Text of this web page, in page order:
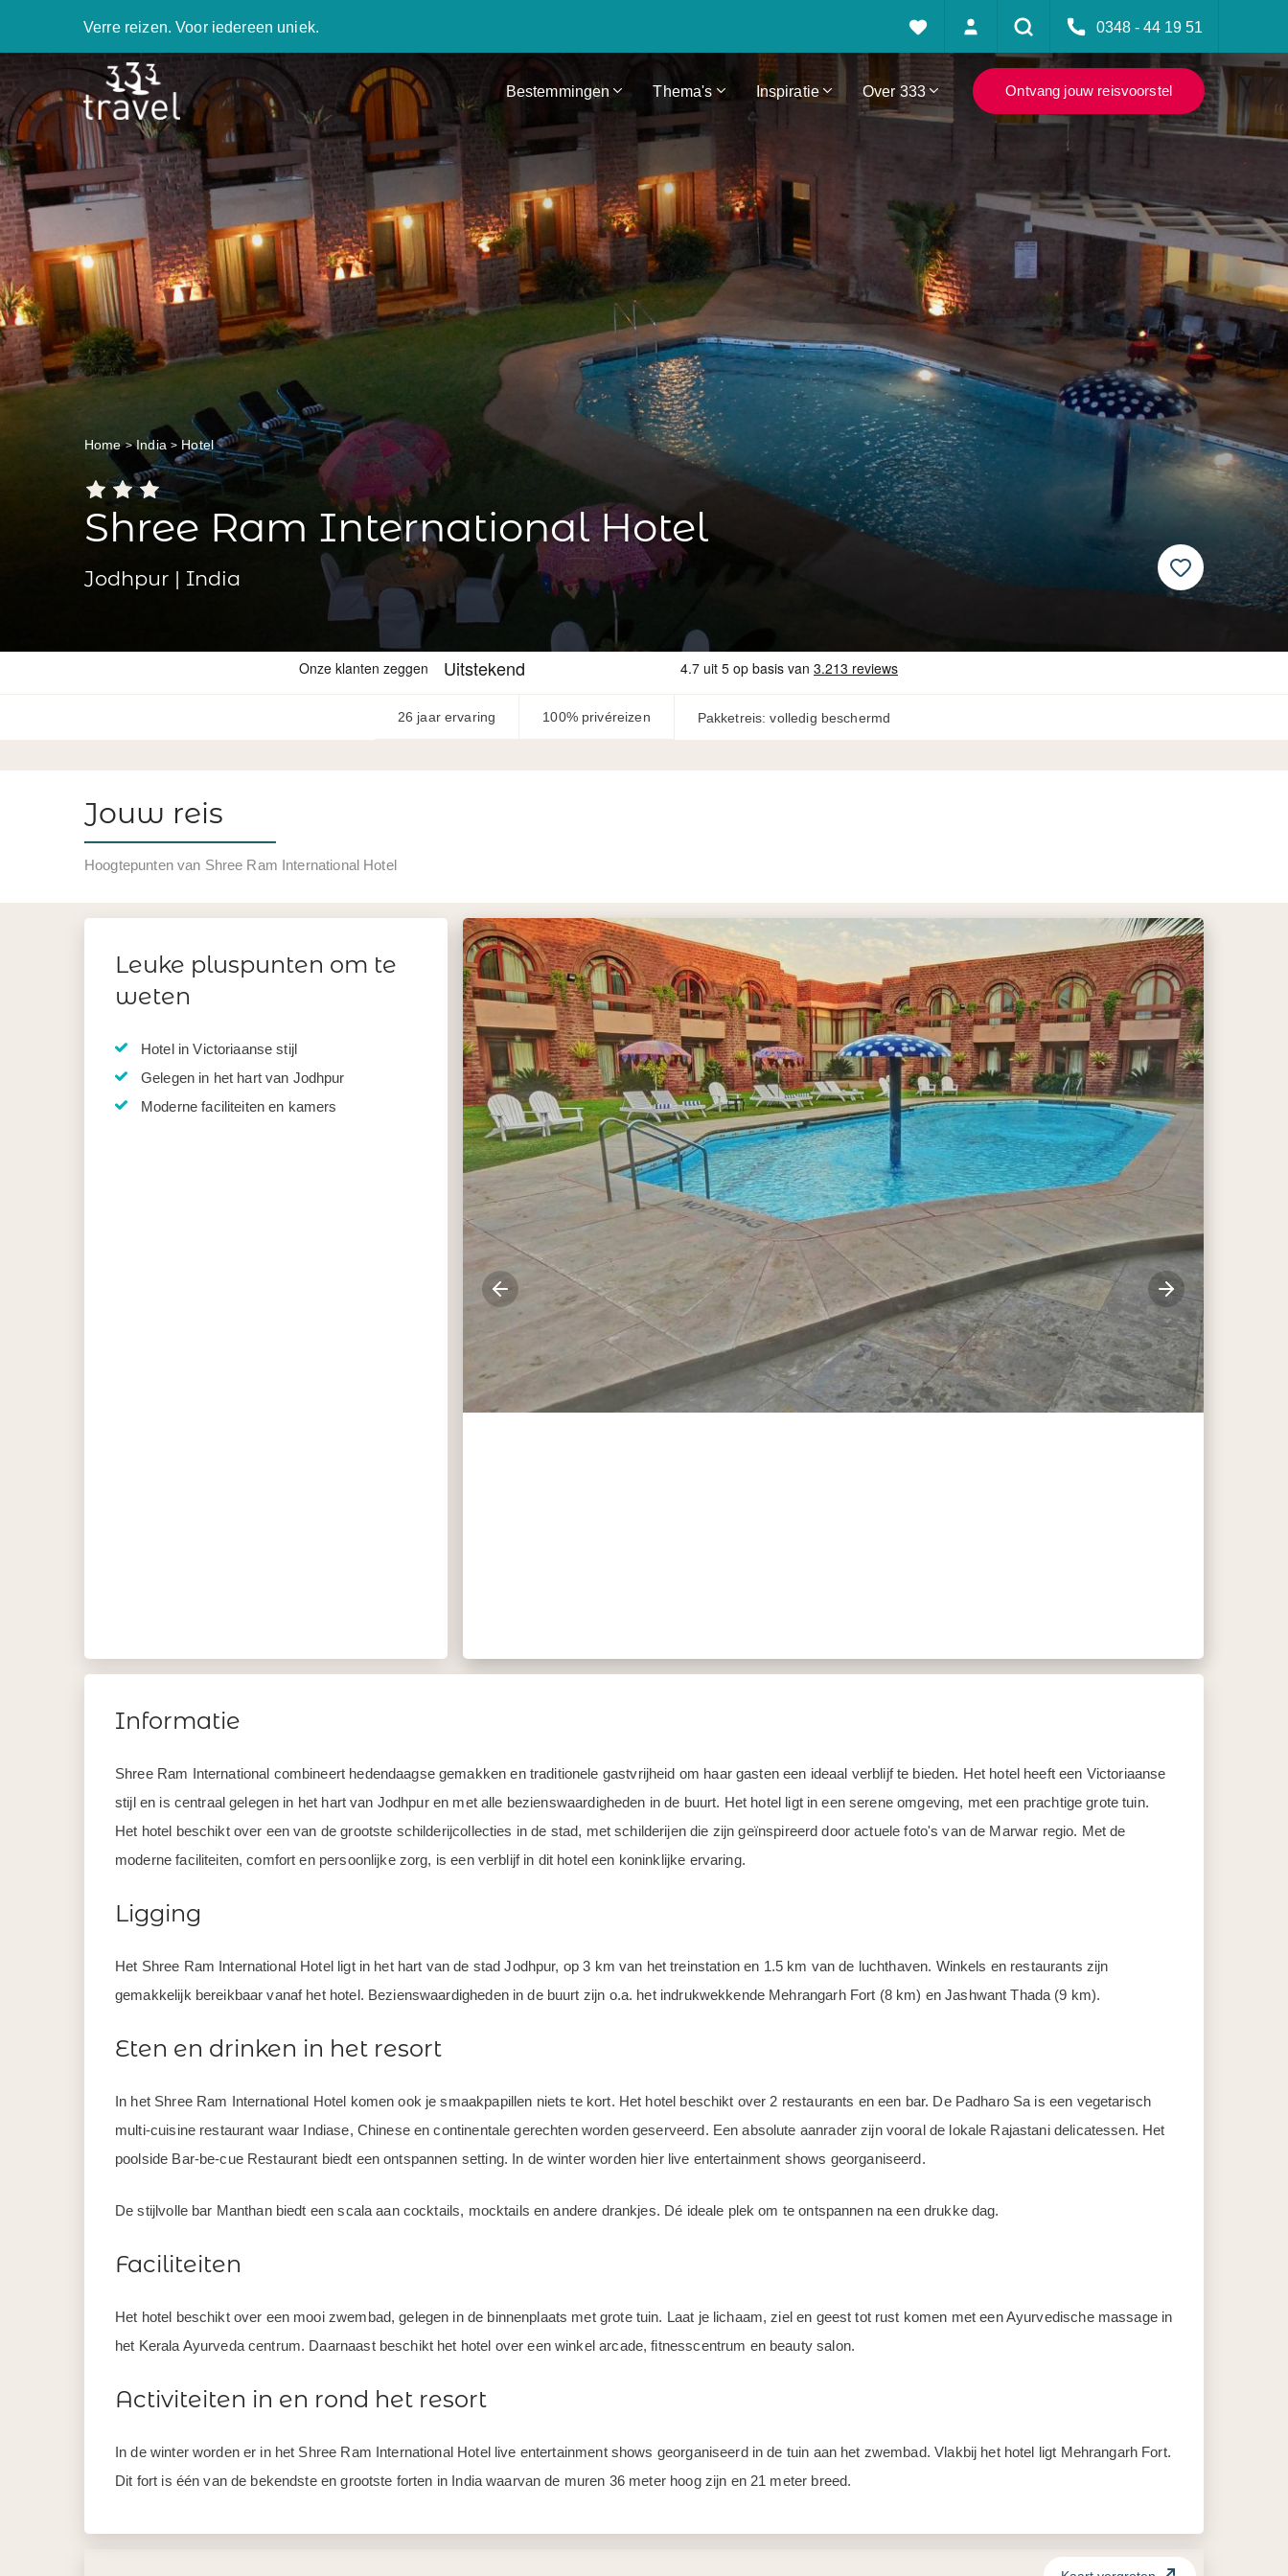
Verre reizen. Voor iedereen uniek. 0348 - 44 19 51
Bestemmingen Thema's Inspiratie Over 333 Ontvang jouw reisvoorstel
Home India Hotel
Shree Ram International Hotel
Jodhpur | India
26 jaar ervaring 100% privéreizen Pakketreis: volledig beschermd
Jouw reis
Hoogtepunten van Shree Ram International Hotel
Leuke pluspunten om te
weten
Hotel in Victoriaanse stijl
Gelegen in het hart van Jodhpur
Moderne faciliteiten en kamers
Informatie
Shree Ram International combineert hedendaagse gemakken en traditionele gastvrijheid om haar gasten een ideaal verblijf te bieden. Het hotel heeft een Victoriaanse
stijl en is centraal gelegen in het hart van Jodhpur en met alle bezienswaardigheden in de buurt. Het hotel ligt in een serene omgeving, met een prachtige grote tuin.
Het hotel beschikt over een van de grootste schilderijcollecties in de stad, met schilderijen die zijn geïnspireerd door actuele foto's van de Marwar regio. Met de
moderne faciliteiten, comfort en persoonlijke zorg, is een verblijf in dit hotel een koninklijke ervaring.
Ligging
Het Shree Ram International Hotel ligt in het hart van de stad Jodhpur, op 3 km van het treinstation en 1.5 km van de luchthaven. Winkels en restaurants zijn
gemakkelijk bereikbaar vanaf het hotel. Bezienswaardigheden in de buurt zijn o.a. het indrukwekkende Mehrangarh Fort (8 km) en Jashwant Thada (9 km).
Eten en drinken in het resort
In het Shree Ram International Hotel komen ook je smaakpapillen niets te kort. Het hotel beschikt over 2 restaurants en een bar. De Padharo Sa is een vegetarisch
multi-cuisine restaurant waar Indiase, Chinese en continentale gerechten worden geserveerd. Een absolute aanrader zijn vooral de lokale Rajastani delicatessen. Het
poolside Bar-be-cue Restaurant biedt een ontspannen setting. In de winter worden hier live entertainment shows georganiseerd.
De stijlvolle bar Manthan biedt een scala aan cocktails, mocktails en andere drankjes. Dé ideale plek om te ontspannen na een drukke dag.
Faciliteiten
Het hotel beschikt over een mooi zwembad, gelegen in de binnenplaats met grote tuin. Laat je lichaam, ziel en geest tot rust komen met een Ayurvedische massage in
het Kerala Ayurveda centrum. Daarnaast beschikt het hotel over een winkel arcade, fitnesscentrum en beauty salon.
Activiteiten in en rond het resort
In de winter worden er in het Shree Ram International Hotel live entertainment shows georganiseerd in de tuin aan het zwembad. Vlakbij het hotel ligt Mehrangarh Fort.
Dit fort is één van de bekendste en grootste forten in India waarvan de muren 36 meter hoog zijn en 21 meter breed.